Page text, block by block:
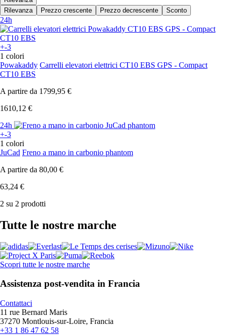
Rilevanza
Prezzo crescente Prezzo decrescente Sconto
24h
+-3
1 colori
Powakaddy Carrelli elevatori elettrici CT10 EBS GPS - Compact
CT10 EBS
A partire da 1799,95 €
1610,12 €
24h
+-3
1 colori
JuCad Freno a mano in carbonio phantom
A partire da 80,00 €
63,24 €
2 su 2 prodotti
Tutte le nostre marche
Scopri tutte le nostre marche
Assistenza post-vendita in Francia
Contattaci
11 rue Bernard Maris
37270 Montlouis-sur-Loire, Francia
+33 1 86 47 62 58